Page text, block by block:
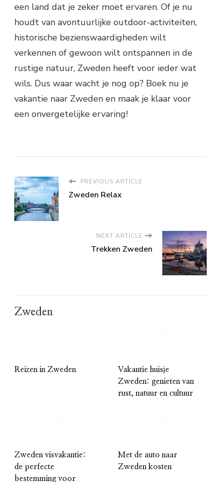
een land dat je zeker moet ervaren. Of je nu
houdt van avontuurlijke outdoor-activiteiten,
historische bezienswaardigheden wilt
verkennen of gewoon wilt ontspannen in de
rustige natuur, Zweden heeft voor ieder wat
wils. Dus waar wacht je nog op? Boek nu je
vakantie naar Zweden en maak je klaar voor
een onvergetelijke ervaring!
PREVIOUS ARTICLE
Zweden Relax
NEXT ARTICLE
Trekken Zweden
Zweden
Reizen in Zweden
Vakantie huisje
Zweden: genieten van
rust, natuur en cultuur
Zweden visvakantie:
de perfecte
bestemming voor
Met de auto naar
Zweden kosten